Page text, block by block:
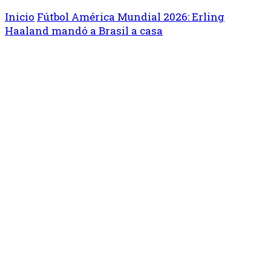
Inicio Fútbol América Mundial 2026: Erling
Haaland mandó a Brasil a casa